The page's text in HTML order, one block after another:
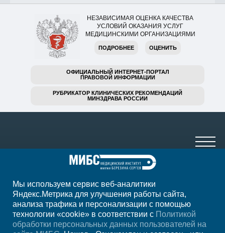
НЕЗАВИСИМАЯ ОЦЕНКА КАЧЕСТВА
УСЛОВИЙ ОКАЗАНИЯ УСЛУГ
МЕДИЦИНСКИМИ ОРГАНИЗАЦИЯМИ
ПОДРОБНЕЕ ОЦЕНИТЬ
ОФИЦИАЛЬНЫЙ ИНТЕРНЕТ-ПОРТАЛ
ПРАВОВОЙ ИНФОРМАЦИИ
РУБРИКАТОР КЛИНИЧЕСКИХ РЕКОМЕНДАЦИЙ
МИНЗДРАВА РОССИИ
+7 (4752) 63-33-63
ежедн. 7.00-23.00
Мы используем сервис веб-аналитики
Яндекс.Метрика для улучшения работы сайта,
анализа трафика и персонализации с помощью
технологии «cookie» в соответствии с Политикой
обработки персональных данных пользователей на